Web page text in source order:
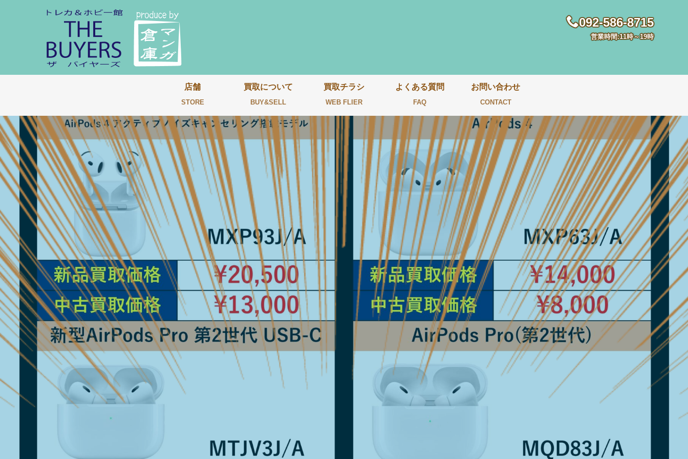
092-586-8715
営業時間:11時～19時
店舗
STORE
買取について
BUY&SELL
買取チラシ
WEB FLIER
よくある質問
FAQ
お問い合わせ
CONTACT